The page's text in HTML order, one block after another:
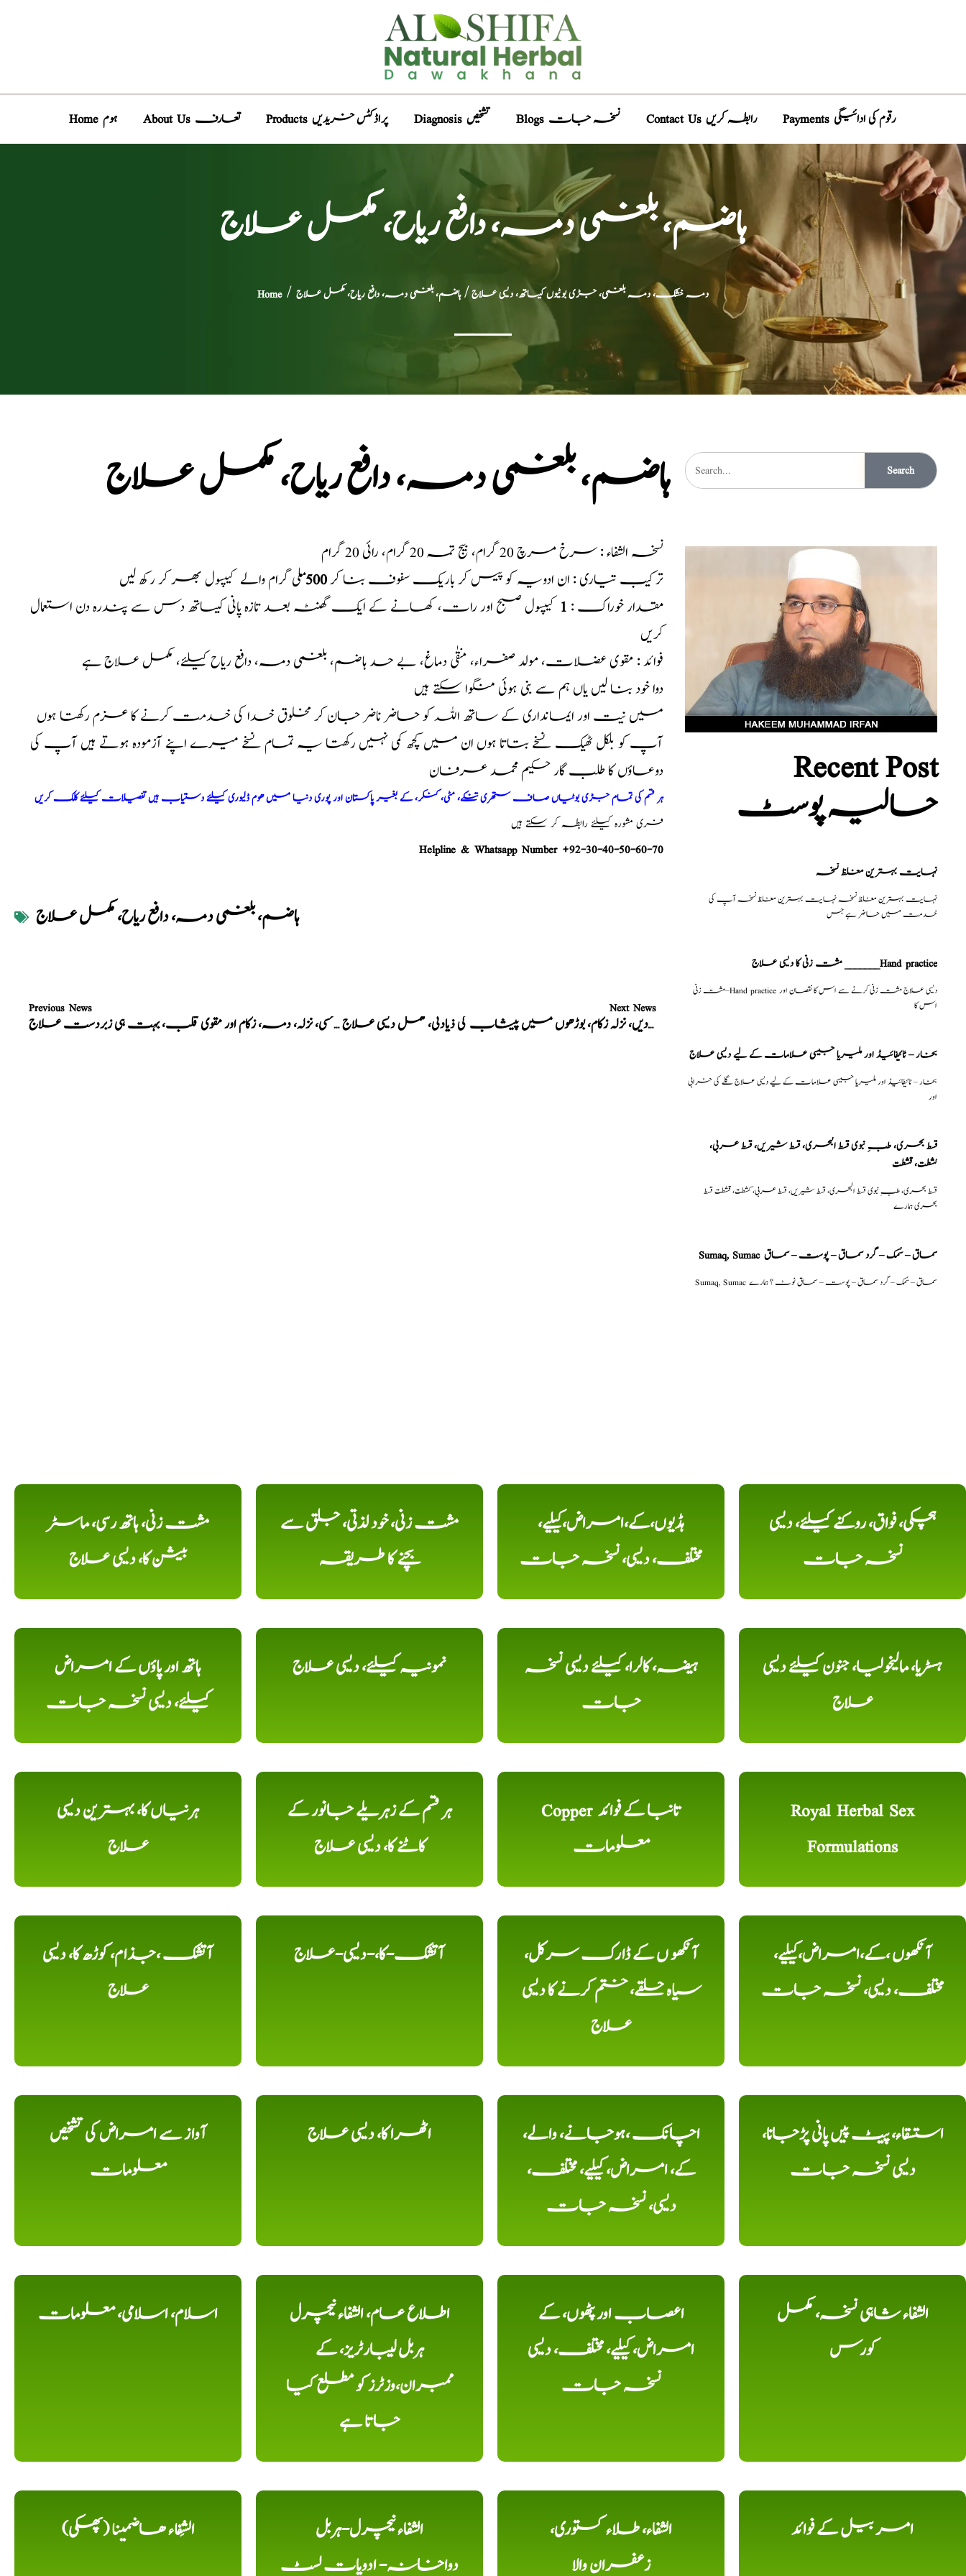
Home ہوم About Us تعارف Products پراڈکٹس خریدیں Diagnosis تشخیص Blogs نسخہ جات Contact Us رابطہ کریں Payments رقوم کی ادائیگی
ہاضم، بلغمی دمہ، دافع ریاح، مکمل علاج
Home/ دمہ خشک، دمہ بلغمی، جڑی بوٹیوں کیساتھ، دیسی علاج/ ہاضم، بلغمی دمہ، دافع ریاح، مکمل علاج
ہاضم، بلغمی دمہ، دافع ریاح، مکمل علاج
نسخہ الشفاء : سرخ مرچ 20 گرام، بیج تمہ 20 گرام، رائی 20 گرام
ترکیب تیاری : ان ادویہ کو پیس کر باریک سفوف بنا کر500ملی گرام والے کیپسول بھر کر رکھ لیں
مقدار خوراک : 1 کیپسول صبح اور رات، کھانے کے ایک گھنٹہ بعد تازہ پانی کیساتھ دس سے پندرہ دن استعمال
کریں
فوائد : مقوی عضلات، مولد صفراء، منقٰی دماغ، بے حد ہاضم، بلغمی دمہ، دافع ریاح کیلئے، مکمل علاج ہے
دوا خود بنا لیں یاں ہم سے بنی ہوئی منگوا سکتے ہیں
میں نیت اور ایمانداری کے ساتھ اللہ کو حاضر ناضر جان کر مخلوق خدا کی خدمت کرنے کا عزم رکھتا ہوں
آپ کو بلکل ٹھیک نسخے بتاتا ہوں ان میں کچھ کمی نہیں رکھتا یہ تمام نسخے میرے اپنے آزمودہ ہوتے ہیں آپ کی
دوعاؤں کا طلب گار حکیم محمد عرفان
ہر قسم کی تمام جڑی بوٹیاں صاف ستھری تنکے، مٹی، کنکر، کے بغیر پاکستان اور پوری دنیا میں ھوم ڈلیوری کیلئے دستیاب ہیں تفصیلات کیلئے کلک کریں
فری مشورہ کیلئے رابطہ کر سکتے ہیں
Helpline & Whatsapp Number +92-30-40-50-60-70
ہاضم، بلغمی دمہ، دافع ریاح، مکمل علاج
Previous News
کھانسی، نزلہ، دمہ، زکام اور مقوی قلب، بہت ہی زبردست علاج
Next News
بندش حیض، اعصابی دردیں، نزلہ زکام، بوڑھوں میں پیشاب کی ذیادتی، مکمل دیسی علاج
Search
Recent Post
حالیہ پوسٹ
نہایت بہترین مغلظ نسخہ
نہایت بہترین مغلظ نسخہ نہایت بہترین مغلظ نسخہ آپ کی
خدمت میں حاضر ہے جس
مشت زنی کا دیسی علاج _______Hand practice
مشت زنی–Hand practice دیسی علاج مشت زنی کرنے سے اس کا نقصان اور
اس کا
بخار – ٹائیفائیڈ اور ملیریا جیسی علامات کے لیے دیسی علاج
بخار – ٹائیفائیڈ اور ملیریا جیسی علامات کے لیے دیسی علاج گلے کی خرابی
اور
قسط بحری، طبِ نبوی قسط البحری، قسط شیریں، قسط عربی،
كشطت، قشطت
بحری ہمارے
Sumaq, Sumac سماق – سُمک – گرد سماق – پوست – سماق
Sumaq, Sumac سماق – سُمک – گرد سماق – پوست – سماق نوٹ ؟ ہمارے
مشت زنی، ہاتھ رسی، ماسٹر
بیشن کا، دیسی علاج
مشت زنی، خود لذتی، جلق سے
بچنے کا طریقہ
ہڈیوں،کے،امراض،کیلیے،
مختلف، دیسی، نسخہ جات
ہچکی، فواق، روکنے کیلئے، دیسی
نسخہ جات
ہاتھ اور پاؤں کے امراض
کیلئے، دیسی نسخہ جات
نمونیہ کیلئے، دیسی علاج
ہیضہ، کالرا، کیلئے دیسی نسخہ
جات
ہسٹریا، مالیخولیا، جنون کیلئے دیسی
علاج
ہرنیاں کا، بہترین دیسی
علاج
ہر قسم کے زہریلے جانور کے
کاٹنے کا، دیسی علاج
Copper تانبا کے فوائد
معلومات
Royal Herbal Sex
Formulations
آتشک ،جذام، کوڑھ کا، دیسی
علاج
آتشک-کا،-دیسی-علاج
آنکھو ں کے ڈارک سرکل،
سیاہ حلقے، ختم کرنے کا دیسی
علاج
آنکھوں ،کے،امراض،کیلیے،
مختلف، دیسی، نسخہ جات
آواز سے امراض کی تشخیص
معلومات
اٹھرا کا، دیسی علاج
اچانک ،ہوجانے، والے،
کے، امراض، کیلیے، مختلف،
دیسی، نسخہ جات
استسقاء، پیٹ پیں پانی پڑجانا،
دیسی نسخہ جات
اسلام، اسلامی، معلومات
اطلاع عام، الشفاء نیچرل
ہربل لیبارٹریز، کے
ممبران،وزٹرز کو مطلع کیا
جاتا ہے
اعصاب اور پٹھوں، کے
امراض، کیلیے، مختلف، دیسی
نسخہ جات
الشفاء شاہی نسخہ، مکمل
کورس
الشِفاء ھاضمینا (پھکی)
الشفاء نیچرل-ہربل
دواخانہ- ادویات لسٹ
الشفاء، طلاء کستوری،
زعفران والا
امر بیل کے فوائد